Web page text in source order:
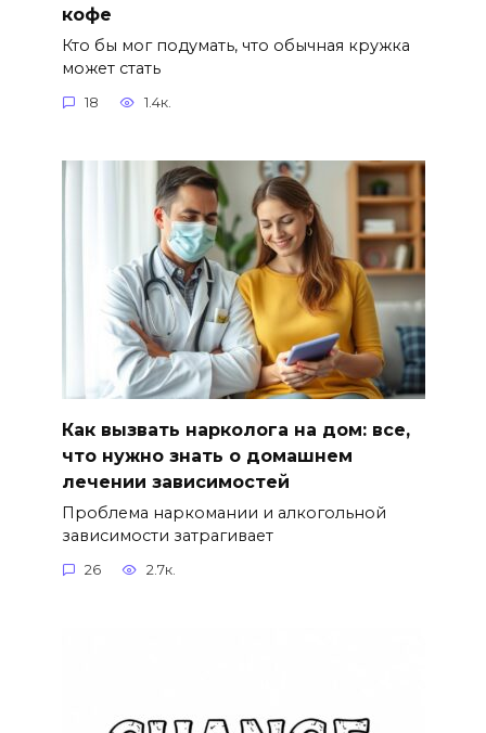
кофе
Кто бы мог подумать, что обычная кружка
может стать
18 1.4к.
Как вызвать нарколога на дом: все,
что нужно знать о домашнем
лечении зависимостей
Проблема наркомании и алкогольной
зависимости затрагивает
26 2.7к.